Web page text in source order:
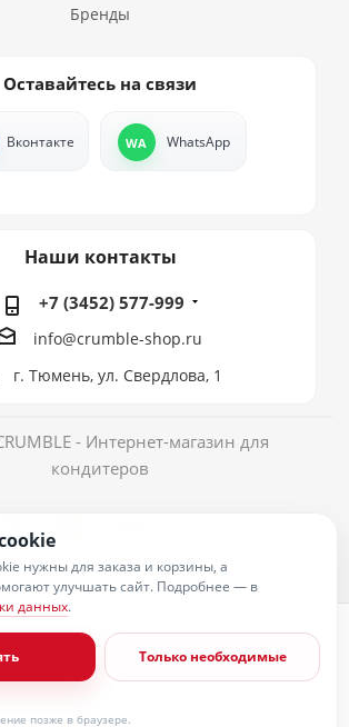
Бренды
Оставайтесь на связи
Вконтакте WhatsApp
Наши контакты
+7 (3452) 577-999
info@crumble-shop.ru
г. Тюмень, ул. Свердлова, 1
- Интернет-магазин для
кондитеров
персональных данных
соглашение
нужны для заказа и корзины, а
улучшать сайт. Подробнее — в
данных.
Только необходимые
позже в браузере.